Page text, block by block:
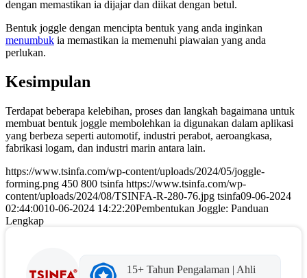
dengan memastikan ia dijajar dan diikat dengan betul.
Bentuk joggle dengan mencipta bentuk yang anda inginkan
menumbuk ia memastikan ia memenuhi piawaian yang anda
perlukan.
Kesimpulan
Terdapat beberapa kelebihan, proses dan langkah bagaimana untuk
membuat bentuk joggle membolehkan ia digunakan dalam aplikasi
yang berbeza seperti automotif, industri perabot, aeroangkasa,
fabrikasi logam, dan industri marin antara lain.
https://www.tsinfa.com/wp-content/uploads/2024/05/joggle-
forming.png 450 800 tsinfa https://www.tsinfa.com/wp-
content/uploads/2024/08/TSINFA-R-280-76.jpg tsinfa09-06-2024
02:44:0010-06-2024 14:22:20Pembentukan Joggle: Panduan
Lengkap
15+ Tahun Pengalaman | Ahli